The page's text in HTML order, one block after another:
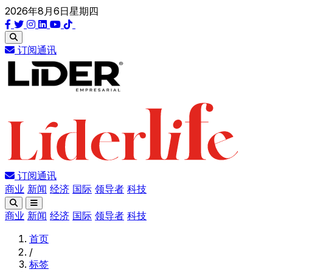
2026年8月6日星期四
订阅通讯
订阅通讯
商业 新闻 经济 国际 领导者 科技
商业 新闻 经济 国际 领导者 科技
首页
/
标签